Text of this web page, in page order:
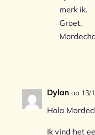
merk ik.
Groet,
Dylan op 13/
Hola
Ik vind het